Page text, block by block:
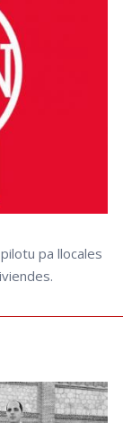
pa llocales